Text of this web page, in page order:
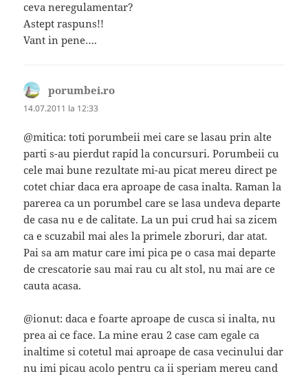
ceva neregulamentar?
Astept raspuns!!
Vant in pene….
porumbei.ro
14.07.2011 la 12:33
@mitica: toti porumbeii mei care se lasau prin alte
parti s-au pierdut rapid la concursuri. Porumbeii cu
cele mai bune rezultate mi-au picat mereu direct pe
cotet chiar daca era aproape de casa inalta. Raman la
parerea ca un porumbel care se lasa undeva departe
de casa nu e de calitate. La un pui crud hai sa zicem
ca e scuzabil mai ales la primele zboruri, dar atat.
Pai sa am matur care imi pica pe o casa mai departe
de crescatorie sau mai rau cu alt stol, nu mai are ce
cauta acasa.
@ionut: daca e foarte aproape de cusca si inalta, nu
prea ai ce face. La mine erau 2 case cam egale ca
inaltime si cotetul mai aproape de casa vecinului dar
nu imi picau acolo pentru ca ii speriam mereu cand